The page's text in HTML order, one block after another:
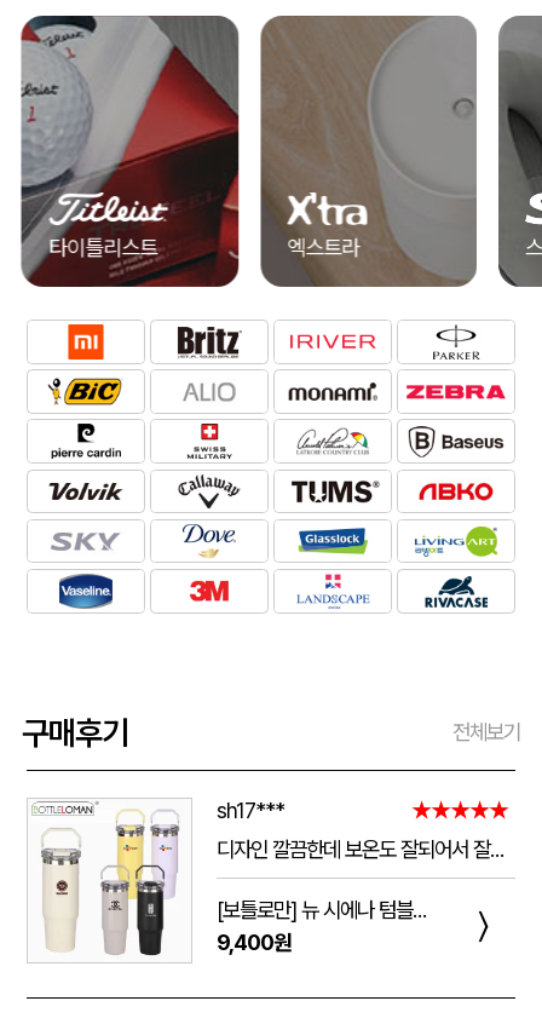
타이틀리스트 엑스트라
구매후기 전체보기
sh17***
★★★★★
디자인 깔끔한데 보온도 잘되어서 잘쓰고 있습니다 선물용으로 좋네요 하단에 실리콘 밀림방지 없는건 좀 아쉽네요
[보틀로만] 뉴 시에나 텀블러 900ml
9,400원
〉